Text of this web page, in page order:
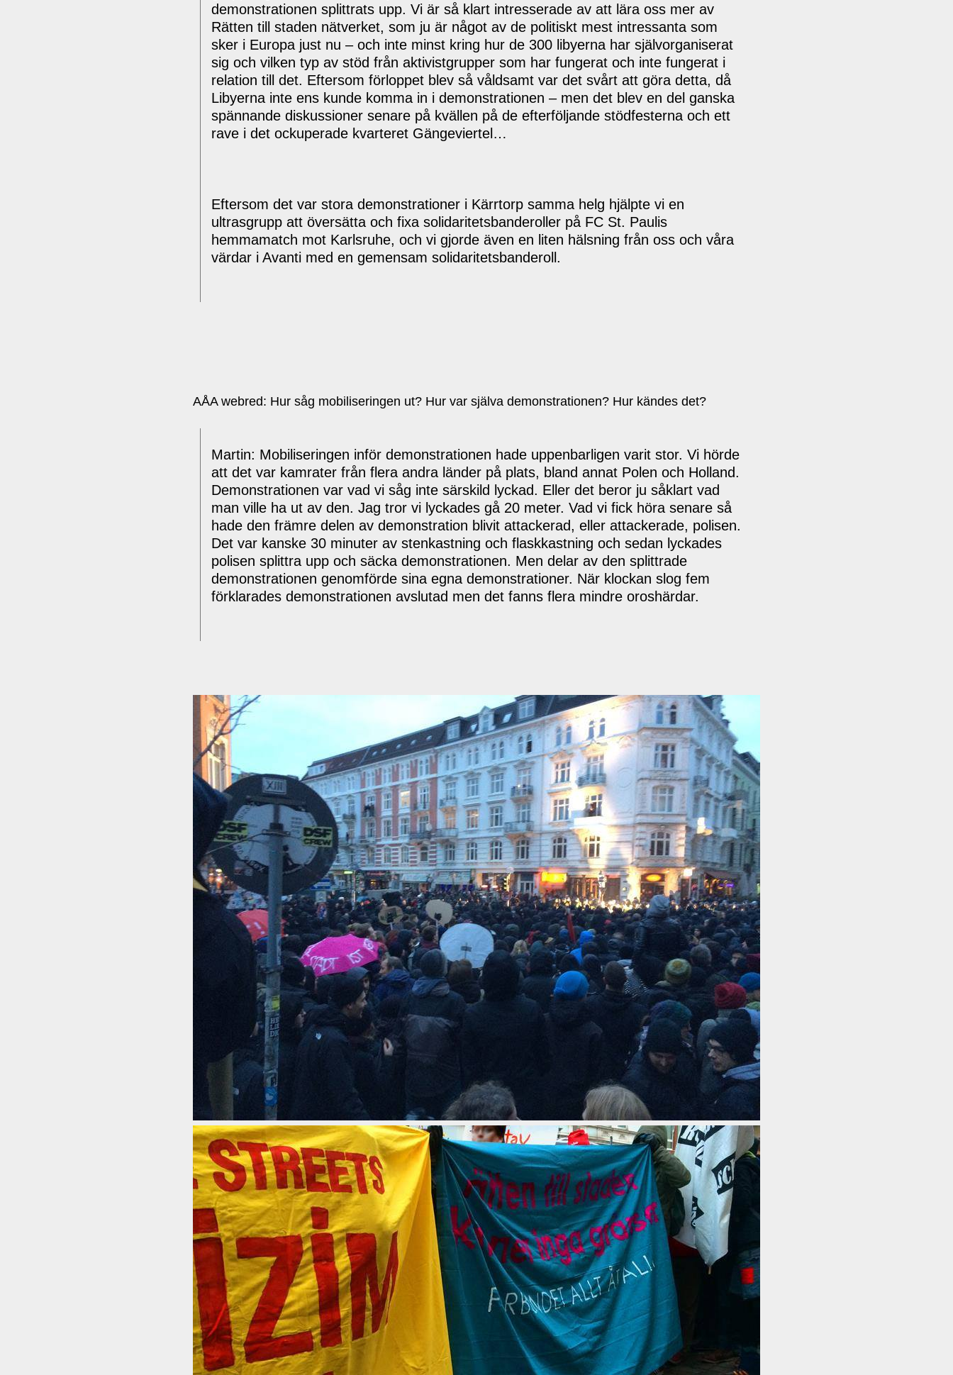
demonstrationen splittrats upp. Vi är så klart intresserade av att lära oss mer av
Rätten till staden nätverket, som ju är något av de politiskt mest intressanta som
sker i Europa just nu – och inte minst kring hur de 300 libyerna har självorganiserat
sig och vilken typ av stöd från aktivistgrupper som har fungerat och inte fungerat i
relation till det. Eftersom förloppet blev så våldsamt var det svårt att göra detta, då
Libyerna inte ens kunde komma in i demonstrationen – men det blev en del ganska
spännande diskussioner senare på kvällen på de efterföljande stödfesterna och ett
rave i det ockuperade kvarteret Gängeviertel…
Eftersom det var stora demonstrationer i Kärrtorp samma helg hjälpte vi en
ultrasgrupp att översätta och fixa solidaritetsbanderoller på FC St. Paulis
hemmamatch mot Karlsruhe, och vi gjorde även en liten hälsning från oss och våra
värdar i Avanti med en gemensam solidaritetsbanderoll.
AÅA webred: Hur såg mobiliseringen ut? Hur var själva demonstrationen? Hur kändes det?
Martin: Mobiliseringen inför demonstrationen hade uppenbarligen varit stor. Vi hörde
att det var kamrater från flera andra länder på plats, bland annat Polen och Holland.
Demonstrationen var vad vi såg inte särskild lyckad. Eller det beror ju såklart vad
man ville ha ut av den. Jag tror vi lyckades gå 20 meter. Vad vi fick höra senare så
hade den främre delen av demonstration blivit attackerad, eller attackerade, polisen.
Det var kanske 30 minuter av stenkastning och flaskkastning och sedan lyckades
polisen splittra upp och säcka demonstrationen. Men delar av den splittrade
demonstrationen genomförde sina egna demonstrationer. När klockan slog fem
förklarades demonstrationen avslutad men det fanns flera mindre oroshärdar.